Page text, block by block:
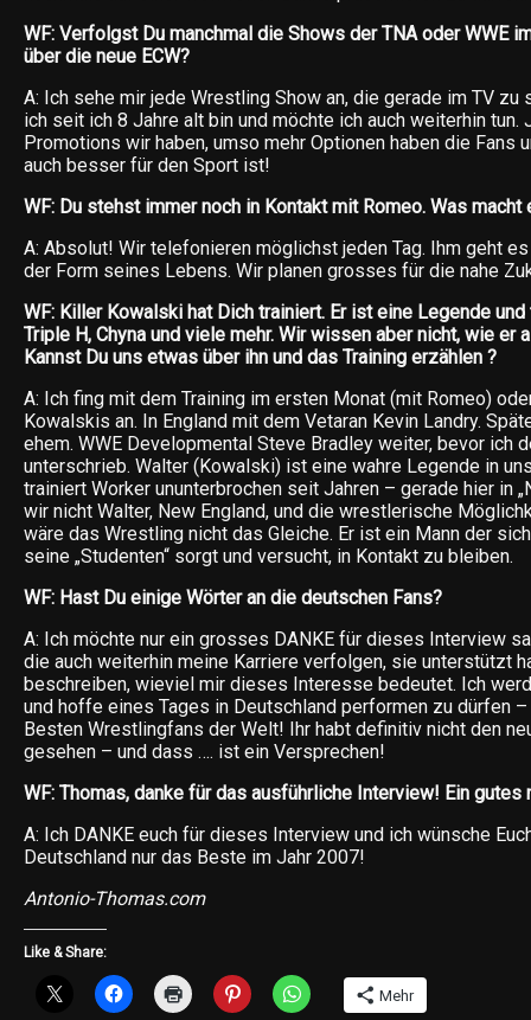
WF: Verfolgst Du manchmal die Shows der TNA oder WWE
über die neue ECW?
A: Ich sehe mir jede Wrestling Show an, die gerade im TV zu
ich seit ich 8 Jahre alt bin und möchte ich auch weiterhin tun.
Promotions wir haben, umso mehr Optionen haben die Fans
auch besser für den Sport ist!
WF: Du stehst immer noch in Kontakt mit Romeo. Was macht
A: Absolut! Wir telefonieren möglichst jeden Tag. Ihm geht
der Form seines Lebens. Wir planen grosses für die nahe
WF: Killer Kowalski hat Dich trainiert. Er ist eine Legende
Triple H, Chyna und viele mehr. Wir wissen aber nicht, wie er
Kannst Du uns etwas über ihn und das Training erzählen ?
A: Ich fing mit dem Training im ersten Monat (mit Romeo)
Kowalskis an. In England mit dem Vetaran Kevin Landry.
ehem. WWE Developmental Steve Bradley weiter, bevor ich
unterschrieb. Walter (Kowalski) ist eine wahre Legende in
trainiert Worker ununterbrochen seit Jahren – gerade hier in
wir nicht Walter, New England, und die wrestlerische
wäre das Wrestling nicht das Gleiche. Er ist ein Mann der
seine „Studenten“ sorgt und versucht, in Kontakt zu bleiben.
WF: Hast Du einige Wörter an die deutschen Fans?
A: Ich möchte nur ein grosses DANKE für dieses Interview
die auch weiterhin meine Karriere verfolgen, sie unterstützt
beschreiben, wieviel mir dieses Interesse bedeutet. Ich
und hoffe eines Tages in Deutschland performen zu dürfen
Besten Wrestlingfans der Welt! Ihr habt definitiv nicht den
gesehen – und dass …. ist ein Versprechen!
WF: Thomas, danke für das ausführliche Interview! Ein gutes
A: Ich DANKE euch für dieses Interview und ich wünsche
Deutschland nur das Beste im Jahr 2007!
Antonio-Thomas.com
Like & Share:
Mehr